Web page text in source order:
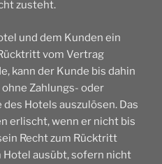
zusteht.
und dem Kunden ein
vom Vertrag
kann der Kunde bis dahin
Zahlungs- oder
Hotels auszulösen. Das
erlischt, wenn er nicht bis
Recht zum Rücktritt
ausübt, sofern nicht